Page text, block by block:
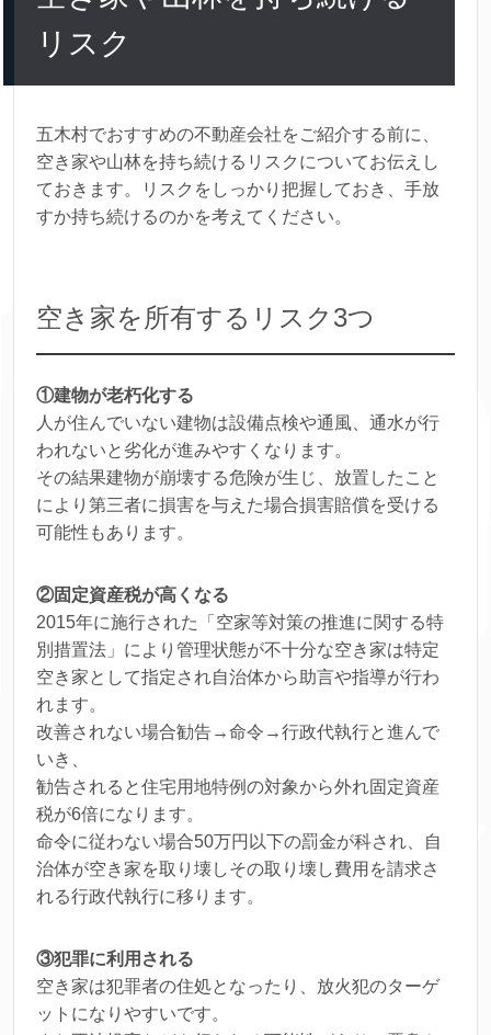
リスク
五木村でおすすめの不動産会社をご紹介する前に、
空き家や山林を持ち続けるリスクについてお伝えし
ておきます。リスクをしっかり把握しておき、手放
すか持ち続けるのかを考えてください。
空き家を所有するリスク3つ
①建物が老朽化する
人が住んでいない建物は設備点検や通風、通水が行
われないと劣化が進みやすくなります。
その結果建物が崩壊する危険が生じ、放置したこと
により第三者に損害を与えた場合損害賠償を受ける
可能性もあります。
②固定資産税が高くなる
2015年に施行された「空家等対策の推進に関する特
別措置法」により管理状態が不十分な空き家は特定
空き家として指定され自治体から助言や指導が行わ
れます。
改善されない場合勧告→命令→行政代執行と進んで
いき、
勧告されると住宅用地特例の対象から外れ固定資産
税が6倍になります。
命令に従わない場合50万円以下の罰金が科され、自
治体が空き家を取り壊しその取り壊し費用を請求さ
れる行政代執行に移ります。
③犯罪に利用される
空き家は犯罪者の住処となったり、放火犯のターゲ
ットになりやすいです。